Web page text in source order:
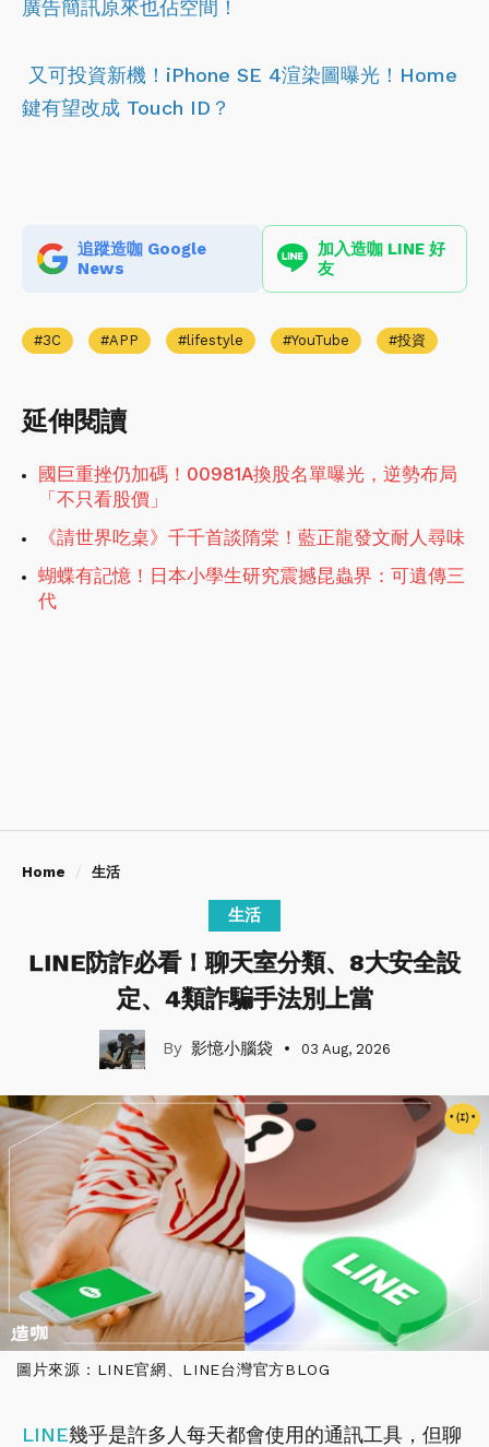
廣告簡訊原來也佔空間！
又可投資新機！iPhone SE 4渲染圖曝光！Home
鍵有望改成 Touch ID？
追蹤造咖 Google
News
加入造咖 LINE 好
友
3C APP lifestyle YouTube 投資
延伸閱讀
國巨重挫仍加碼！00981A換股名單曝光，逆勢布局
「不只看股價」
《請世界吃桌》千千首談隋棠！藍正龍發文耐人尋味
蝴蝶有記憶！日本小學生研究震撼昆蟲界：可遺傳三
代
Home 生活
生活
LINE防詐必看！聊天室分類、8大安全設
定、4類詐騙手法別上當
影憶小腦袋 03 Aug, 2026
圖片來源：LINE官網、LINE台灣官方BLOG
LINE幾乎是許多人每天都會使用的通訊工具，但聊